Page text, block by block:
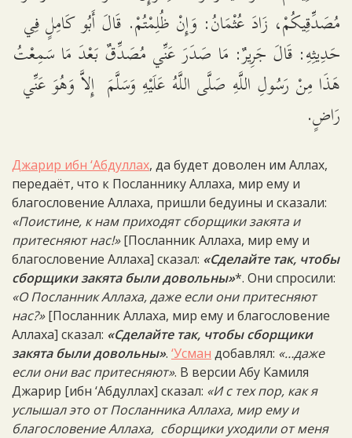
مُصَدِّقِيكُمْ، زَادَ عُثْمَانُ: وَإِنْ ظُلِمْتُمْ. قَالَ أَبُو كَامِلٍ فِي
حَدِيثِهِ: قَالَ جَرِيرٌ: مَا صَدَرَ عَنِّي مُصَدِّقٌ بَعْدَ مَا سَمِعْتُ
هَذَا مِنْ رَسُولِ اللَّهِ صَلَّى اللَّهُ عَلَيْهِ وَسَلَّمَ إِلاَّ وَهُوَ عَنِّي
رَاضٍ.
Джарир ибн ‘Абдуллах, да будет доволен им Аллах,
передаёт, что к Посланнику Аллаха, мир ему и
благословение Аллаха, пришли бедуины и сказали:
«Поистине, к нам приходят сборщики закята и
притесняют нас!»[Посланник Аллаха, мир ему и
благословение Аллаха] сказал: «Сделайте так, чтобы
сборщики закята были довольны»*. Они спросили:
«О Посланник Аллаха, даже если они притесняют
нас?»[Посланник Аллаха, мир ему и благословение
Аллаха] сказал: «Сделайте так, чтобы сборщики
закята были довольны». ‘Усман добавлял: «…даже
если они вас притесняют». В версии Абу Камиля
Джарир [ибн ‘Абдуллах] сказал: «И с тех пор, как я
услышал это от Посланника Аллаха, мир ему и
благословение Аллаха, сборщики уходили от меня